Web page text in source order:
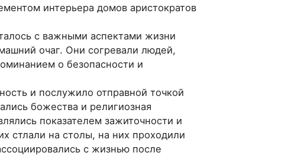
интерьера домов аристократов
с важными аспектами жизни
очаг. Они согревали людей,
о безопасности и
и послужило отправной точкой
божества и религиозная
показателем зажиточности и
стлали на столы, на них проходили
с жизнью после